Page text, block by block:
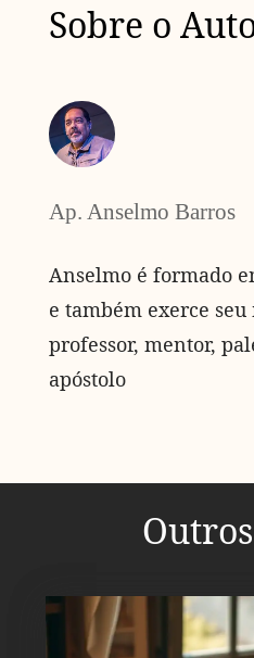
Sobre o
Ap. Anselmo Barros
Anselmo é formado
e também exerce
professor, mentor,
apóstolo